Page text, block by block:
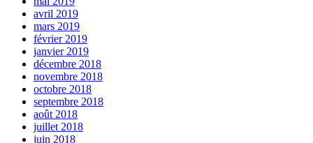
avril 2019
mars 2019
février 2019
janvier 2019
décembre 2018
novembre 2018
octobre 2018
septembre 2018
août 2018
juillet 2018
juin 2018